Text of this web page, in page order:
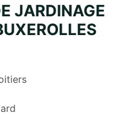
JARDINAGE